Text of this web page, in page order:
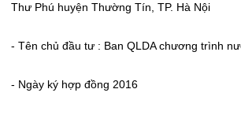
Thư Phú huyện Thường Tín, TP. Hà Nội
- Tên chủ đầu tư : Ban QLDA chương trình
- Ngày ký hợp đồng 2016